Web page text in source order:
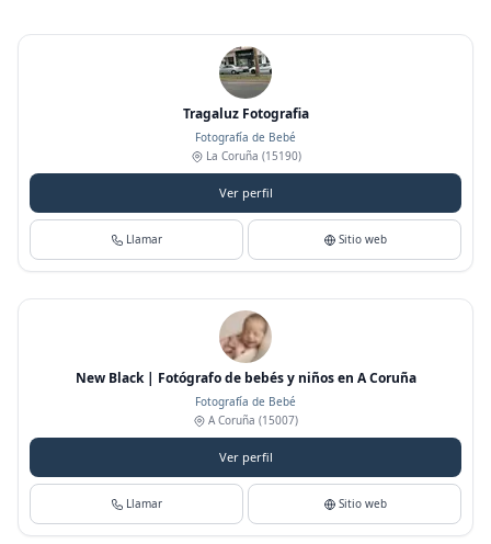
Tragaluz Fotografia
Fotografía de Bebé
La Coruña (15190)
Ver perfil
Llamar Sitio web
New Black | Fotógrafo de bebés y niños en A Coruña
Fotografía de Bebé
A Coruña (15007)
Ver perfil
Llamar Sitio web